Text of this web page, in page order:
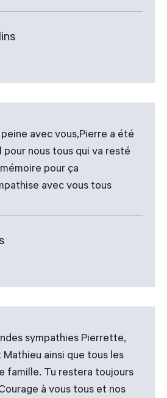
avec vous,Pierre a été
pour nous tous qui va resté
pour ça
avec vous tous
sympathies Pierrette,
ainsi que tous les
famille. Tu restera toujours
à vous tous et nos